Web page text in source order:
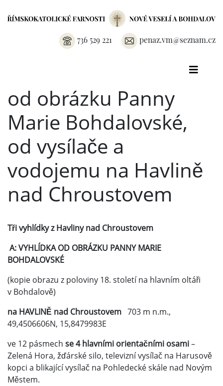
736 529 221 penaz.vm@seznam.cz
od obrázku Panny
Marie Bohdalovské,
od vysílače a
vodojemu na Havlině
nad Chroustovem
Tři vyhlídky z Havliny nad Chroustovem
A:VYHLÍDKA OD OBRÁZKU PANNY MARIE
BOHDALOVSKÉ
(kopie obrazu z poloviny 18. století na hlavním oltáři
v Bohdalově)
na HAVLINĚ nad Chroustovem 703 m n.m.,
49,4506606N, 15,8479983E
ve 12 pásmech se 4 hlavními orientačními osami–
Zelená Hora, žďárské silo, televizní vysílač na Harusově
kopci a blikající vysílač na Pohledecké skále nad Novým
Městem.